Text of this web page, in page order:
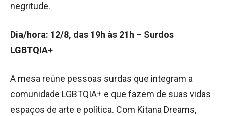
negritude.
Dia/hora: 12/8, das 19h às 21h – Surdos
LGBTQIA+
A mesa reúne pessoas surdas que integram a
comunidade LGBTQIA+ e que fazem de suas vidas
espaços de arte e política. Com Kitana Dreams,